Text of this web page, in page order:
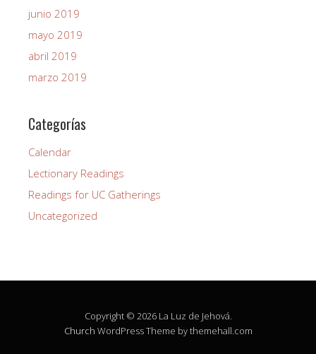
junio 2019
mayo 2019
abril 2019
marzo 2019
Categorías
Calendar
Lectionary Readings
Readings for UC Gatherings
Uncategorized
Copyright © 2026 La Luz de Jehová.
Church WordPress Theme by themehall.com